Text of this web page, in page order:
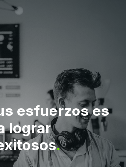
esfuerzos es
lograr
.